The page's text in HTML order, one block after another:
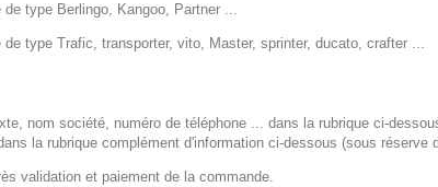
type Berlingo, Kangoo, Partner ...
type Trafic, transporter, vito, Master, sprinter, ducato, crafter ...
nom société, numéro de téléphone ... dans la rubrique ci-
la rubrique complément d'information ci-dessous (sous réserve
validation et paiement de la commande.